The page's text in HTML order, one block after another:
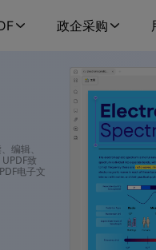
政企采购
编辑、
致
电子文